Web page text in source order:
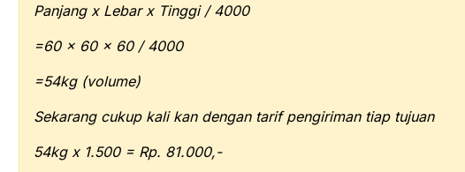
Panjang x Lebar x Tinggi / 4000
=60 x 60 x 60 / 4000
=54kg (volume)
Sekarang cukup kali kan dengan tarif pengiriman tiap tujuan
54kg x 1.500 = Rp. 81.000,-